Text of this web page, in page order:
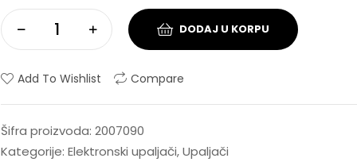
DODAJ U KORPU
Add To Wishlist Compare
Šifra proizvoda: 2007090
Kategorije: Elektronski upaljači,Upaljači